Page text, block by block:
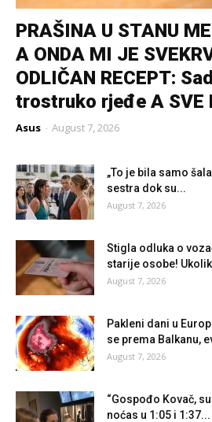
PRAŠINA U STANU
A ONDA MI JE
ODLIČAN RECEPT:
trostruko rjeđe A SVE
Asus - August 7, 2026
„To je bila samo
sestra dok su...
August 7, 2026
Stigla odluka o
starije osobe!
August 7, 2026
Pakleni dani u
se prema Balkanu,
August 7, 2026
“Gospođo Kovač,
noćas u 1:05 i 1:37...